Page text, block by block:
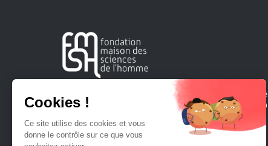
Créée en 1963, la Fondation Maison Sciences de l'Homme
soutient la recherche et la diffusion des connaissances en